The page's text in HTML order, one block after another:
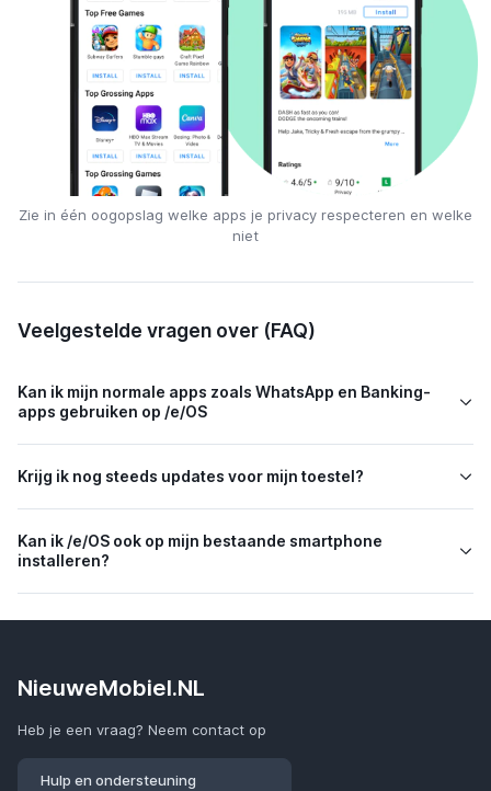
Zie in één oogopslag welke apps je privacy respecteren en welke
niet
Veelgestelde vragen over (FAQ)
Kan ik mijn normale apps zoals WhatsApp en Banking-
apps gebruiken op /e/OS
Krijg ik nog steeds updates voor mijn toestel?
Kan ik /e/OS ook op mijn bestaande smartphone
installeren?
NieuweMobiel.NL
Heb je een vraag? Neem contact op
Hulp en ondersteuning